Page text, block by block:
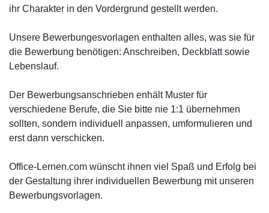
ihr Charakter in den Vordergrund gestellt werden.
Unsere Bewerbungesvorlagen enthalten alles, was sie für
die Bewerbung benötigen: Anschreiben, Deckblatt sowie
Lebenslauf.
Der Bewerbungsanschrieben enhält Muster für
verschiedene Berufe, die Sie bitte nie 1:1 übernehmen
sollten, sondern individuell anpassen, umformulieren und
erst dann verschicken.
Office-Lernen.com wünscht ihnen viel Spaß und Erfolg bei
der Gestaltung ihrer individuellen Bewerbung mit unseren
Bewerbungsvorlagen.